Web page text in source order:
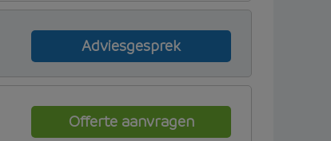
Adviesgesprek
Offerte aanvragen